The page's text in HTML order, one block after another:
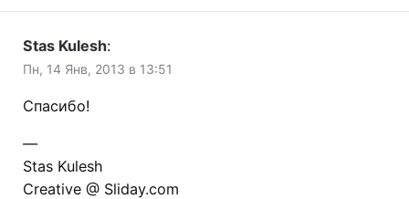
Stas Kulesh:
Пн, 14 Янв, 2013 в 13:51
Спасибо!
—
Stas Kulesh
Creative @ Sliday.com